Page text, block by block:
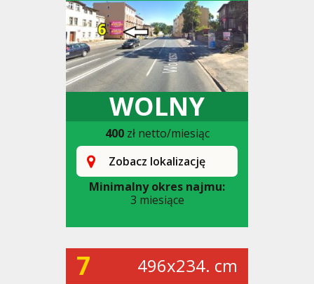
WOLNY
400zł netto/miesiąc
Zobacz lokalizację
Minimalny okres najmu:
3 miesiące
7 496x234. cm